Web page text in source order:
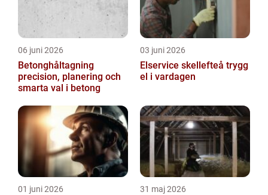
06 juni 2026
Betonghåltagning
precision, planering och
smarta val i betong
03 juni 2026
Elservice skellefteå trygg
el i vardagen
01 juni 2026 31 maj 2026